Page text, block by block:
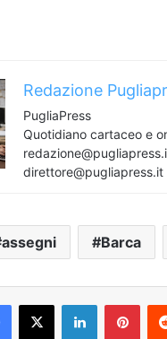
Redazione
PugliaPress
Quotidiano cartaceo e
direttore@pugliapress.it
assegni Barca